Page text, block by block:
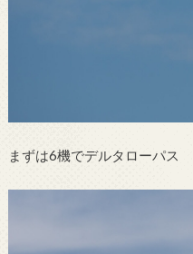
まずは6機でデルタローパス